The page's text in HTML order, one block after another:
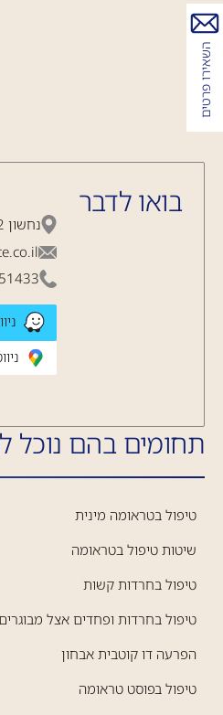
השאירו פרטים
בואו לדבר
נחשון 2, הרצליה
תחומים בהם נוכל
טיפול בטראומה מינית
שיטות טיפול בטראומה
טיפול בחרדות קשות
טיפול בחרדות ופחדים אצל
הפרעה דו קוטבית אבחון
טיפול בפוסט טראומה